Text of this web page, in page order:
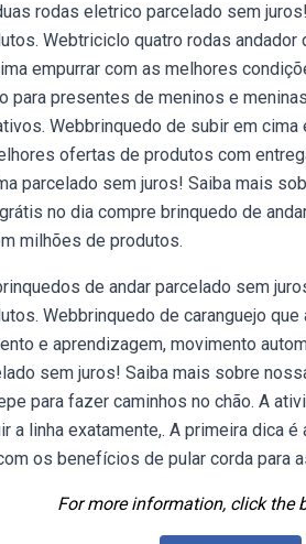
rodas eletrico parcelado sem
Webtriciclo quatro rodas
empurrar com as melhores
para presentes de meninos e
Webbrinquedo de subir em cima
ofertas de produtos com
parcelado sem juros! Saiba mais
no dia compre brinquedo de
milhões de produtos.
de andar parcelado sem
Webbrinquedo de caranguejo
e aprendizagem, movimento
sem juros! Saiba mais sobre
para fazer caminhos no chão. A
a linha exatamente,. A primeira dica
os benefícios de pular corda para
For more information, click the